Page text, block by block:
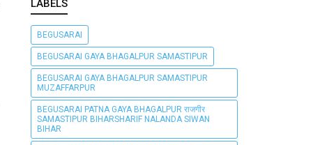
LABELS
BEGUSARAI
BEGUSARAI GAYA BHAGALPUR SAMASTIPUR
BEGUSARAI GAYA BHAGALPUR SAMASTIPUR
MUZAFFARPUR
BEGUSARAI PATNA GAYA BHAGALPUR राजगीर
SAMASTIPUR BIHARSHARIF NALANDA SIWAN
BIHAR